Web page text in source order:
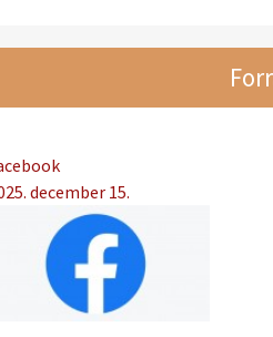
december 15.